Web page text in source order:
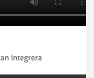
integrera